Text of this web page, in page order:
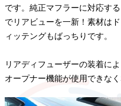
です。純正マフラーに対応す
でリアビューを一新！素材は
ィッテングもばっちりです。
リアディフューザーの装着に
オープナー機能が使用できな